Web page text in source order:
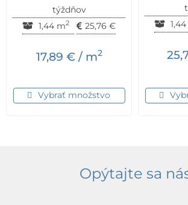
týždňov
1,44 m2 25,76 €
17,89 €/ m2
Vybrať množstvo
Opýtajte sa